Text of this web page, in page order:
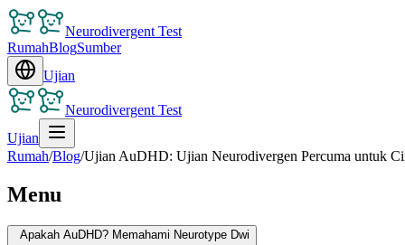
Neurodivergent Test
RumahBlogSumber
Ujian
Neurodivergent Test
Ujian
Rumah/Blog/Ujian AuDHD: Ujian Neurodivergen Percuma untuk
Menu
Apakah AuDHD? Memahami Neurotype Dwi